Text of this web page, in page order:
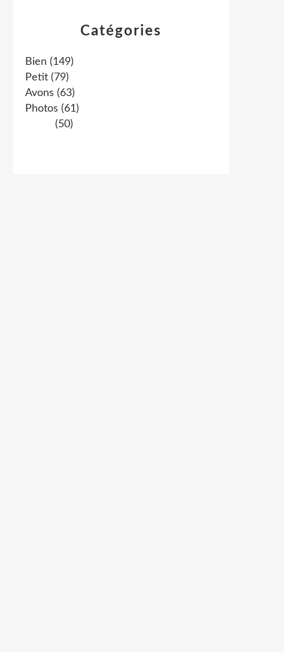
Catégories
Bien (149)
Petit (79)
Avons (63)
Photos (61)
(50)